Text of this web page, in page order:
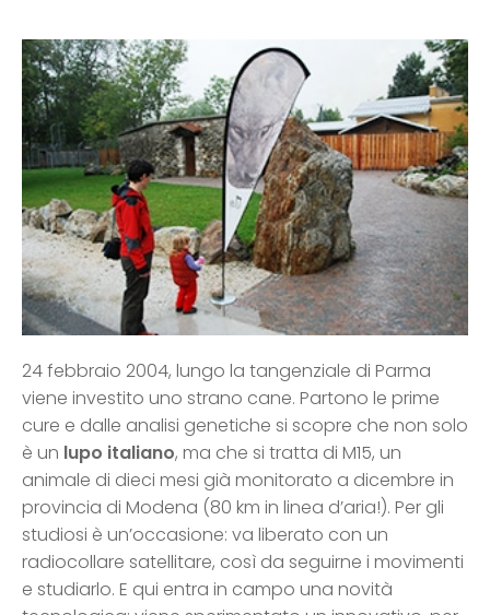
24 febbraio 2004, lungo la tangenziale di Parma
viene investito uno strano cane. Partono le prime
cure e dalle analisi genetiche si scopre che non solo
è un lupo italiano, ma che si tratta di M15, un
animale di dieci mesi già monitorato a dicembre in
provincia di Modena (80 km in linea d’aria!). Per gli
studiosi è un’occasione: va liberato con un
radiocollare satellitare, così da seguirne i movimenti
e studiarlo. E qui entra in campo una novità